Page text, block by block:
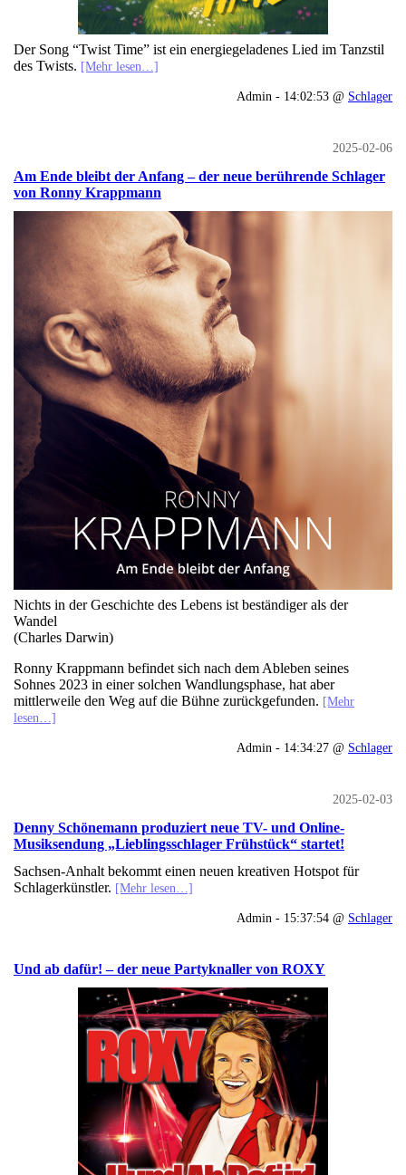
Der Song “Twist Time” ist ein energiegeladenes Lied im Tanzstil
des Twists. [Mehr lesen…]
Admin - 14:02:53 @ Schlager
2025-02-06
Am Ende bleibt der Anfang – der neue berührende Schlager
von Ronny Krappmann
Nichts in der Geschichte des Lebens ist beständiger als der
Wandel
(Charles Darwin)
Ronny Krappmann befindet sich nach dem Ableben seines
Sohnes 2023 in einer solchen Wandlungsphase, hat aber
mittlerweile den Weg auf die Bühne zurückgefunden. [Mehr
lesen…]
Admin - 14:34:27 @ Schlager
2025-02-03
Denny Schönemann produziert neue TV- und Online-
Musiksendung „Lieblingsschlager Frühstück“ startet!
Sachsen-Anhalt bekommt einen neuen kreativen Hotspot für
Schlagerkünstler. [Mehr lesen…]
Admin - 15:37:54 @ Schlager
Und ab dafür! – der neue Partyknaller von ROXY